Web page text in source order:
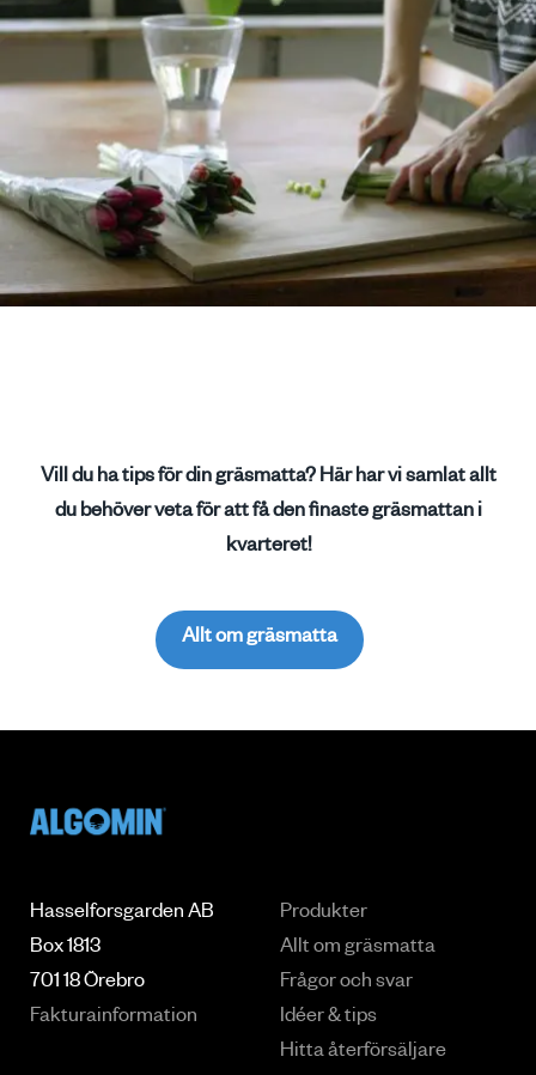
Vill du ha tips för din gräsmatta? Här har vi samlat allt
du behöver veta för att få den finaste gräsmattan i
kvarteret!
Allt om gräsmatta
Hasselforsgarden AB
Box 1813
701 18 Örebro
Fakturainformation
Produkter
Allt om gräsmatta
Frågor och svar
Idéer & tips
Hitta återförsäljare